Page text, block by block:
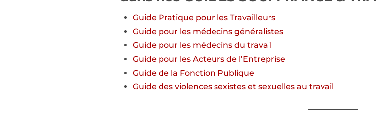
Guide Pratique pour les Travailleurs
Guide pour les médecins généralistes
Guide pour les médecins du travail
Guide pour les Acteurs de l’Entreprise
Guide de la Fonction Publique
Guide des violences sexistes et sexuelles au travail